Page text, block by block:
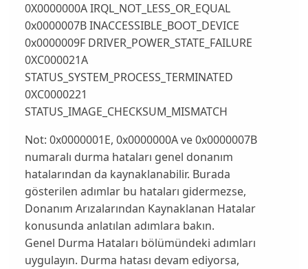
0X0000000A IRQL_NOT_LESS_OR_EQUAL
0x0000007B INACCESSIBLE_BOOT_DEVICE
0x0000009F DRIVER_POWER_STATE_FAILURE
0XC000021A
STATUS_SYSTEM_PROCESS_TERMINATED
0XC0000221
STATUS_IMAGE_CHECKSUM_MISMATCH
Not: 0x0000001E, 0x0000000A ve 0x0000007B
numaralı durma hataları genel donanım
hatalarından da kaynaklanabilir. Burada
gösterilen adımlar bu hataları gidermezse,
Donanım Arızalarından Kaynaklanan Hatalar
konusunda anlatılan adımlara bakın.
Genel Durma Hataları bölümündeki adımları
uygulayın. Durma hatası devam ediyorsa,